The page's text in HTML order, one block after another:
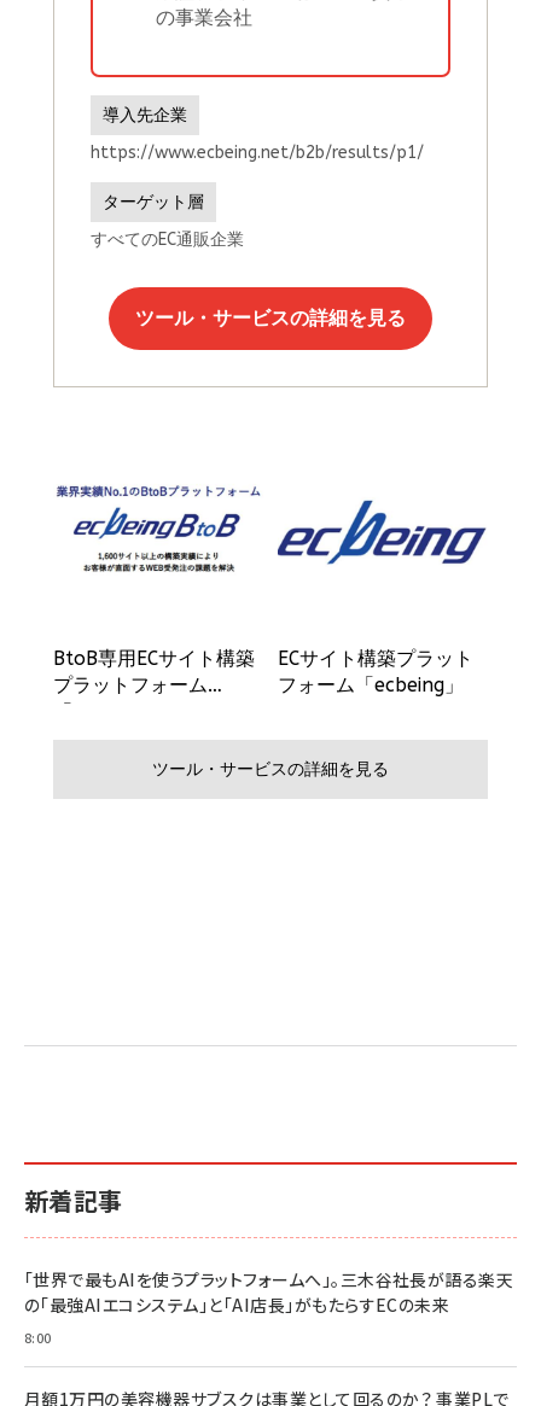
新着記事
「世界で最もAIを使うプラットフォームへ」。三木谷社長が語る楽天
の「最強AIエコシステム」と「AI店長」がもたらすECの未来
8:00
月額1万円の美容機器サブスクは事業として回るのか？ 事業PLで